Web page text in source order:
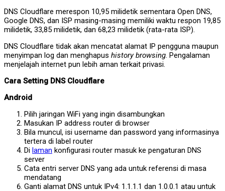
DNS Cloudflare merespon 10,95 milidetik sementara Open DNS,
Google DNS, dan ISP masing-masing memiliki waktu respon 19,85
milidetik, 33,85 milidetik, dan 68,23 milidetik (rata-rata ISP).
DNS Cloudflare tidak akan mencatat alamat IP pengguna maupun
menyimpan log dan menghapus history browsing . Pengalaman
menjelajah internet pun lebih aman terkait privasi.
Cara Setting DNS Cloudflare
Android
Pilih jaringan WiFi yang ingin disambungkan
Masukan IP address router di browser
Bila muncul, isi username dan password yang informasinya
tertera di label router
Di laman konfigurasi router masuk ke pengaturan DNS
server
Cata entri server DNS yang ada untuk referensi di masa
mendatang
Ganti alamat DNS untuk IPv4: 1.1.1.1 dan 1.0.0.1 atau untuk